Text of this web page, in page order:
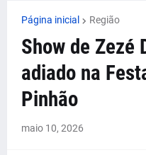
Página inicial Região
Show de Zezé
adiado na
Pinhão
maio 10, 2026